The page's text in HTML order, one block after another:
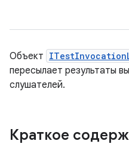
Объект
пересылает результаты
слушателей.
Краткое